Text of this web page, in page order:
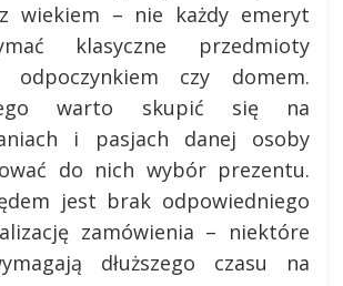
wiekiem – nie każdy emeryt
klasyczne przedmioty
odpoczynkiem czy domem.
warto skupić się na
i pasjach danej osoby
do nich wybór prezentu.
jest brak odpowiedniego
zamówienia – niektóre
dłuższego czasu na